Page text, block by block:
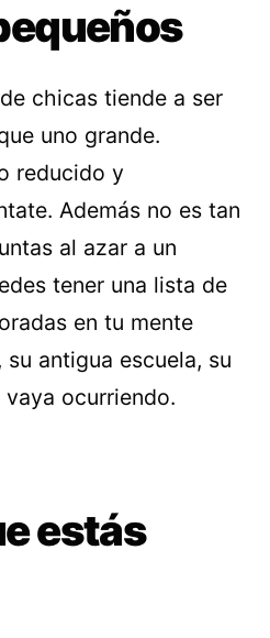
chicas tiende a ser
uno grande.
reducido y
Además no es tan
al azar a un
tener una lista de
en tu mente
antigua escuela, su
ocurriendo.
estás